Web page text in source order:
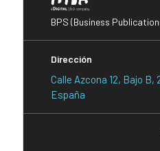
BPS (Business
Dirección
Calle Azcona 12, Bajo B,
España